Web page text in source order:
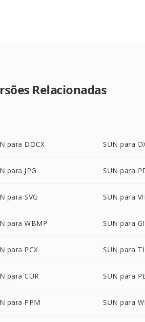
Relacionadas
para DOCX SUN para
para JPG SUN para
para SVG SUN para
para WBMP SUN para
para PCX SUN para
para CUR SUN para
para PPM SUN para